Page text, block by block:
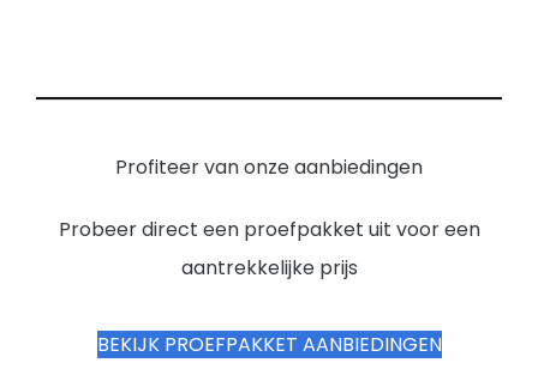
Profiteer van onze aanbiedingen
Probeer direct een proefpakket uit voor een
aantrekkelijke prijs
BEKIJK PROEFPAKKET AANBIEDINGEN